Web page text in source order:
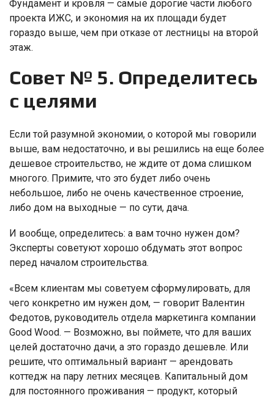
Фундамент и кровля — самые дорогие части любого
проекта ИЖС, и экономия на их площади будет
гораздо выше, чем при отказе от лестницы на второй
этаж.
Совет № 5. Определитесь
с целями
Если той разумной экономии, о которой мы говорили
выше, вам недостаточно, и вы решились на еще более
дешевое строительство, не ждите от дома слишком
многого. Примите, что это будет либо очень
небольшое, либо не очень качественное строение,
либо дом на выходные — по сути, дача.
И вообще, определитесь: а вам точно нужен дом?
Эксперты советуют хорошо обдумать этот вопрос
перед началом строительства.
«Всем клиентам мы советуем сформулировать, для
чего конкретно им нужен дом, — говорит Валентин
Федотов, руководитель отдела маркетинга компании
Good Wood. — Возможно, вы поймете, что для ваших
целей достаточно дачи, а это гораздо дешевле. Или
решите, что оптимальный вариант — арендовать
коттедж на пару летних месяцев. Капитальный дом
для постоянного проживания — продукт, который